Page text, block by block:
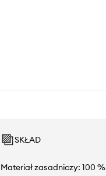
SKŁAD
Materiał zasadniczy: 100 %